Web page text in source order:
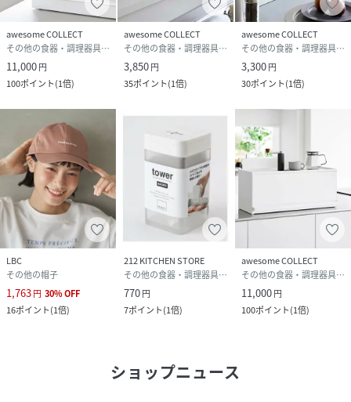
awesome COLLECT
その他の食器・調理器具・キッチン用品
11,000円
100ポイント(1倍)
awesome COLLECT
その他の食器・調理器具・キッチン用品
3,850円
35ポイント(1倍)
awesome COLLECT
その他の食器・調理器具・キッチン用品
3,300円
30ポイント(1倍)
LBC
その他の帽子
1,763円 30%OFF
16ポイント(1倍)
212 KITCHEN STORE
その他の食器・調理器具・キッチン用品
770円
7ポイント(1倍)
awesome COLLECT
その他の食器・調理器具・キッチン用品
11,000円
100ポイント(1倍)
ショップニュース